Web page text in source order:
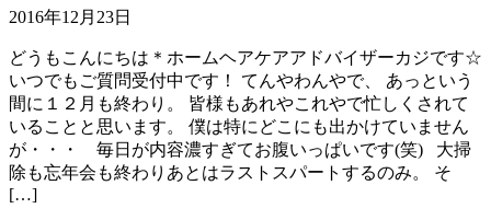
2016年12月23日
どうもこんにちは＊ホームヘアケアアドバイザーカジです☆
いつでもご質問受付中です！ てんやわんやで、 あっという
間に１２月も終わり。 皆様もあれやこれやで忙しくされて
いることと思います。 僕は特にどこにも出かけていません
が・・・ 毎日が内容濃すぎてお腹いっぱいです(笑) 大掃
除も忘年会も終わりあとはラストスパートするのみ。 そ
[…]